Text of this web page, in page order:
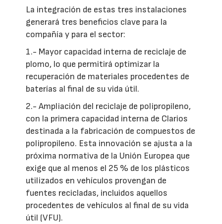
La integración de estas tres instalaciones
generará tres beneficios clave para la
compañía y para el sector:
1.- Mayor capacidad interna de reciclaje de
plomo, lo que permitirá optimizar la
recuperación de materiales procedentes de
baterías al final de su vida útil.
2.- Ampliación del reciclaje de polipropileno,
con la primera capacidad interna de Clarios
destinada a la fabricación de compuestos de
polipropileno. Esta innovación se ajusta a la
próxima normativa de la Unión Europea que
exige que al menos el 25 % de los plásticos
utilizados en vehículos provengan de
fuentes recicladas, incluidos aquellos
procedentes de vehículos al final de su vida
útil (VFU).